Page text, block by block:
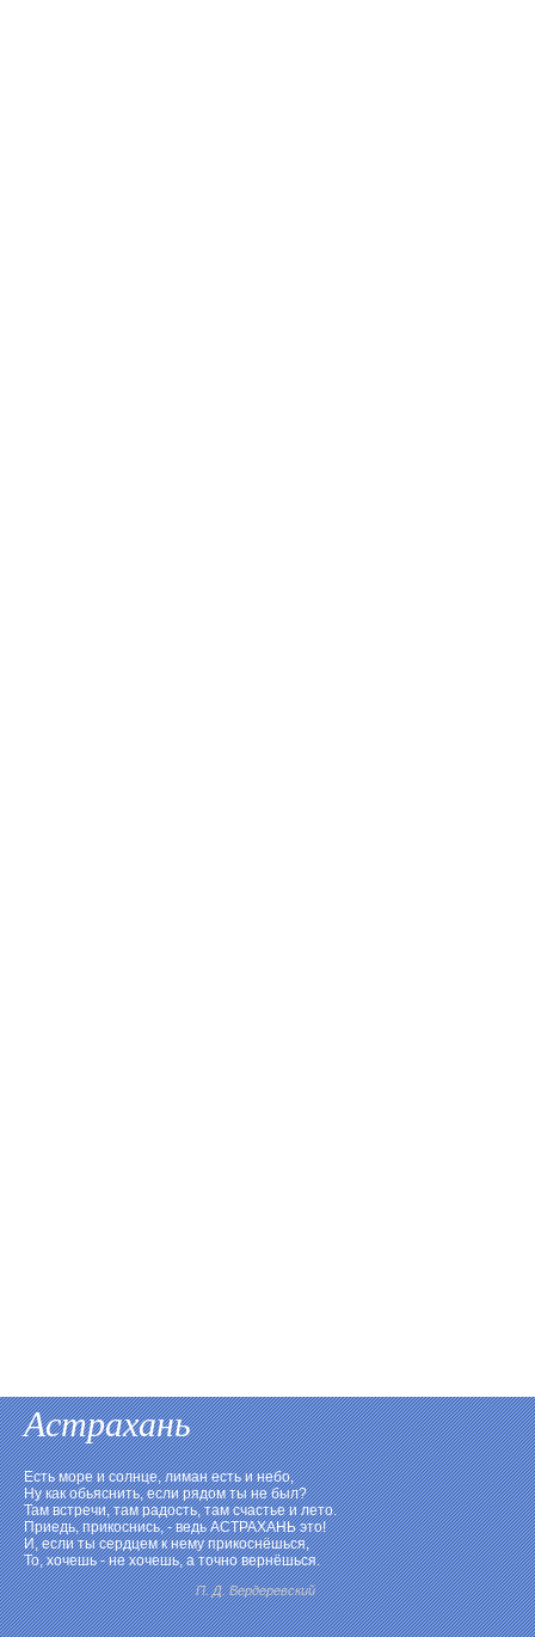
Астрахань
Есть море и солнце, лиман есть и небо,
Ну как обьяснить, если рядом ты не был?
Там встречи, там радость, там счастье и лето.
Приедь, прикоснись, - ведь АСТРАХАНЬ это!
И, если ты сердцем к нему прикоснёшься,
То, хочешь - не хочешь, а точно вернёшься.
П. Д. Вердеревский